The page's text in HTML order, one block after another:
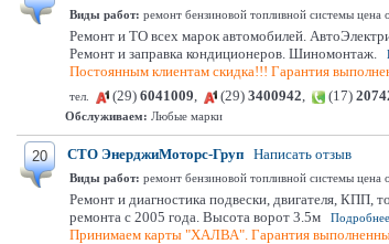
Виды работ: ремонт бензиновой топливной системы цена
Ремонт и ТО всех марок автомобилей.
Ремонт и заправка кондиционеров. Шиномонтаж.
Постоянным клиентам скидка!!! Гарантия
тел. (29) 6041009, (29) 3400942, (17)
Обслуживаем: Любые марки
20 СТО ЭнерджиМоторс-Груп Написать отзыв
Виды работ: ремонт бензиновой топливной системы цена
Ремонт и диагностика подвески, двигателя, КПП,
ремонта с 2005 года. Высота ворот 3.5м
Принимаем карты "ХАЛВА". Гарантия